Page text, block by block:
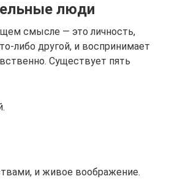
люди
смысле — это личность,
либо другой, и воспринимает
Существует пять
и живое воображение.